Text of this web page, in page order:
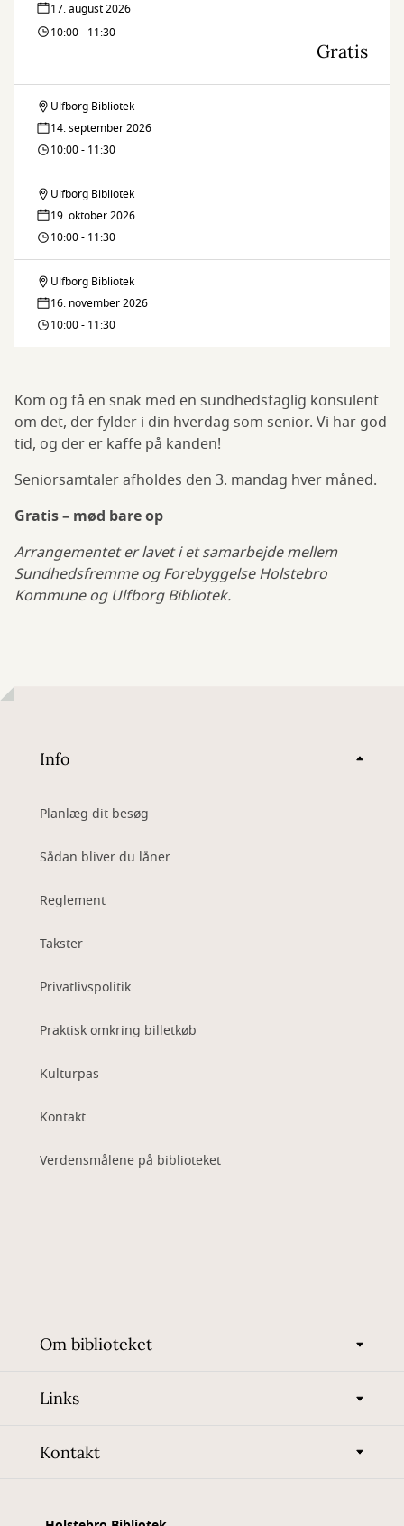
17. august 2026
10:00 - 11:30
Gratis
Seniorsamtale
på
Bibliotek
Ulfborg Bibliotek
14. september 2026
10:00 - 11:30
Seniorsamtale
på
Bibliotek
Ulfborg Bibliotek
19. oktober 2026
10:00 - 11:30
Seniorsamtale
på
Bibliotek
Ulfborg Bibliotek
16. november 2026
10:00 - 11:30
Kom og få en snak med en sundhedsfaglig konsulent
om det, der fylder i din hverdag som senior. Vi har god
tid, og der er kaffe på kanden!
Seniorsamtaler afholdes den 3. mandag hver måned.
Gratis – mød bare op
Arrangementet er lavet i et samarbejde mellem
Sundhedsfremme og Forebyggelse Holstebro
Kommune og Ulfborg Bibliotek.
Info
Planlæg dit besøg
Sådan bliver du låner
Reglement
Takster
Privatlivspolitik
Praktisk omkring billetkøb
Kulturpas
Kontakt
Verdensmålene på biblioteket
Om biblioteket
Links
Kontakt